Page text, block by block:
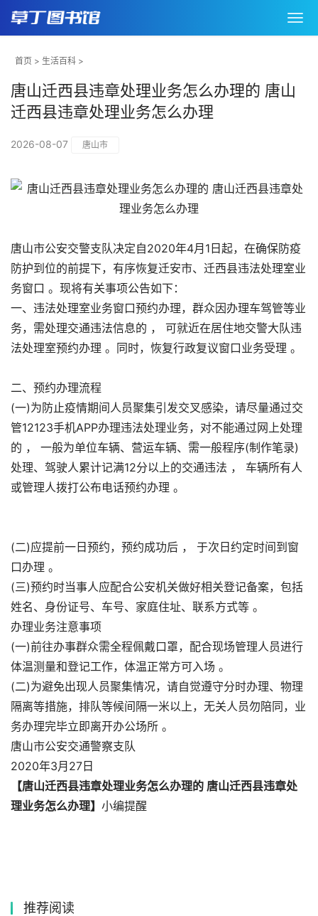
首页 > 生活百科 >
唐山迁西县违章处理业务怎么办理的 唐山
迁西县违章处理业务怎么办理
2026-08-07 唐山市
唐山市公安交警支队决定自2020年4月1日起，在确保防疫
防护到位的前提下，有序恢复迁安市、迁西县违法处理室业
务窗口 。现将有关事项公告如下：
一、违法处理室业务窗口预约办理，群众因办理车驾管等业
务，需处理交通违法信息的 ， 可就近在居住地交警大队违
法处理室预约办理 。同时，恢复行政复议窗口业务受理 。
二、预约办理流程
(一)为防止疫情期间人员聚集引发交叉感染，请尽量通过交
管12123手机APP办理违法处理业务，对不能通过网上处理
的 ， 一般为单位车辆、营运车辆、需一般程序(制作笔录)
处理、驾驶人累计记满12分以上的交通违法 ， 车辆所有人
或管理人拨打公布电话预约办理 。
(二)应提前一日预约，预约成功后 ， 于次日约定时间到窗
口办理 。
(三)预约时当事人应配合公安机关做好相关登记备案，包括
姓名、身份证号、车号、家庭住址、联系方式等 。
办理业务注意事项
(一)前往办事群众需全程佩戴口罩，配合现场管理人员进行
体温测量和登记工作，体温正常方可入场 。
(二)为避免出现人员聚集情况，请自觉遵守分时办理、物理
隔离等措施，排队等候间隔一米以上，无关人员勿陪同，业
务办理完毕立即离开办公场所 。
唐山市公安交通警察支队
2020年3月27日
【唐山迁西县违章处理业务怎么办理的 唐山迁西县违章处
理业务怎么办理】 小编提醒
推荐阅读